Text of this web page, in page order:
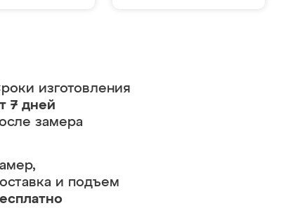
изготовления
7 дней
замера
и подъем